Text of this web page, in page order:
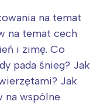
na temat
na temat cech
i zimę. Co
pada śnieg? Jak
Jak
na wspólne